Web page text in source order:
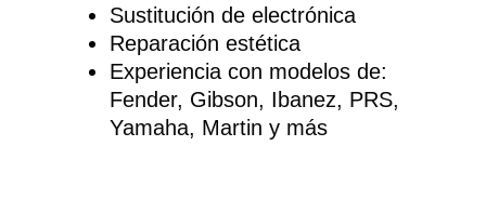
Sustitución de electrónica
Reparación estética
Experiencia con modelos de:
Fender, Gibson, Ibanez, PRS,
Yamaha, Martin y más